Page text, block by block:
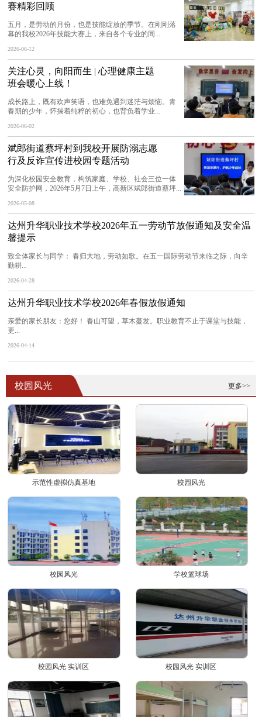
赛精彩回顾
五月，是劳动的月份，也是技能绽放的季节。在刚刚落
幕的我校2026年技能大赛上，来自各个专业的同...
2026-06-12
关注心灵，向阳而生 | 心理健康主题
班会暖心上线！
成长路上，既有欢声笑语，也难免遇到迷茫与烦恼。青
春期的少年，怀揣着纯粹的初心，也背负着学业...
2026-06-02
斌郎街道蔡坪村到我校开展防溺志愿
行及反诈宣传进校园专题活动
为深化校园安全教育，构筑家庭、学校、社会三位一体
安全防护网，2026年5月7日上午，高新区斌郎街道蔡坪...
2026-05-08
达州升华职业技术学校2026年五一劳动节放假通知及安全温
馨提示
致全体家长与同学： 春归大地，劳动如歌。在五一国际劳动节来临之际，向辛
勤耕...
2026-04-28
达州升华职业技术学校2026年春假放假通知
亲爱的家长朋友：您好！ 春山可望，草木蔓发。职业教育不止于课堂与技能，
更...
2026-04-14
更多>>
校园风光
示范性虚拟仿真基地 校园风光
校园风光 学校篮球场
校园风光 实训区 校园风光 实训区